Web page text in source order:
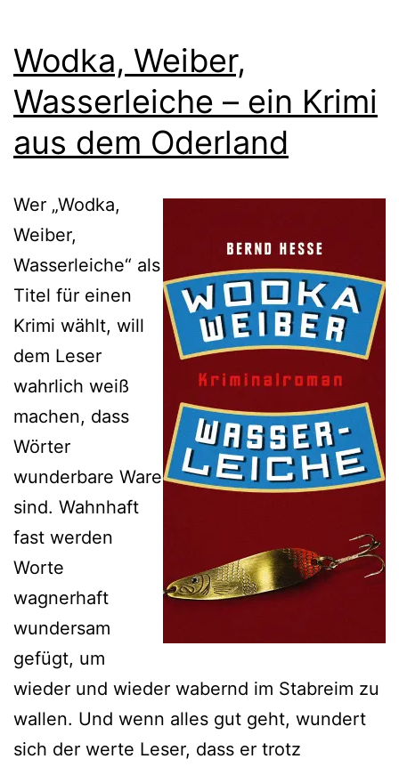
Wodka, Weiber,
Wasserleiche – ein Krimi
aus dem Oderland
Wer „Wodka,
Weiber,
Wasserleiche“ als
Titel für einen
Krimi wählt, will
dem Leser
wahrlich weiß
machen, dass
Wörter
wunderbare Ware
sind. Wahnhaft
fast werden
Worte
wagnerhaft
wundersam
gefügt, um
wieder und wieder wabernd im Stabreim zu
wallen. Und wenn alles gut geht, wundert
sich der werte Leser, dass er trotz